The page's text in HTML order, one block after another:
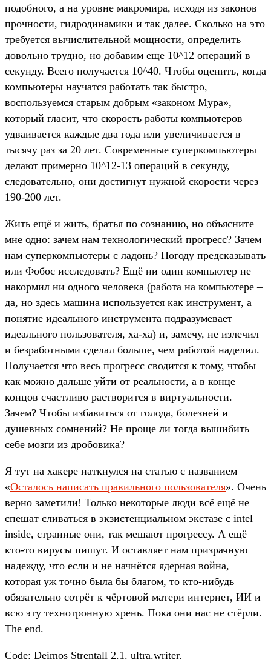
подобного, а на уровне макромира, исходя из законов
прочности, гидродинамики и так далее. Сколько на это
требуется вычислительной мощности, определить
довольно трудно, но добавим еще 10^12 операций в
секунду. Всего получается 10^40. Чтобы оценить, когда
компьютеры научатся работать так быстро,
воспользуемся старым добрым «законом Мура»,
который гласит, что скорость работы компьютеров
удваивается каждые два года или увеличивается в
тысячу раз за 20 лет. Современные суперкомпьютеры
делают примерно 10^12-13 операций в секунду,
следовательно, они достигнут нужной скорости через
190-200 лет.
Жить ещё и жить, братья по сознанию, но объясните
мне одно: зачем нам технологический прогресс? Зачем
нам суперкомпьютеры с ладонь? Погоду предсказывать
или Фобос исследовать? Ещё ни один компьютер не
накормил ни одного человека (работа на компьютере –
да, но здесь машина используется как инструмент, а
понятие идеального инструмента подразумевает
идеального пользователя, ха-ха) и, замечу, не излечил
и безработными сделал больше, чем работой наделил.
Получается что весь прогресс сводится к тому, чтобы
как можно дальше уйти от реальности, а в конце
концов счастливо растворится в виртуальности.
Зачем? Чтобы избавиться от голода, болезней и
душевных сомнений? Не проще ли тогда вышибить
себе мозги из дробовика?
Я тут на хакере наткнулся на статью с названием
«Осталось написать правильного пользователя». Очень
верно заметили! Только некоторые люди всё ещё не
спешат сливаться в экзистенциальном экстазе с intel
inside, странные они, так мешают прогрессу. А ещё
кто-то вирусы пишут. И оставляет нам призрачную
надежду, что если и не начнётся ядерная война,
которая уж точно была бы благом, то кто-нибудь
обязательно сотрёт к чёртовой матери интернет, ИИ и
всю эту технотронную хрень. Пока они нас не стёрли.
The end.
Code: Deimos Strentall 2.1. ultra.writer.